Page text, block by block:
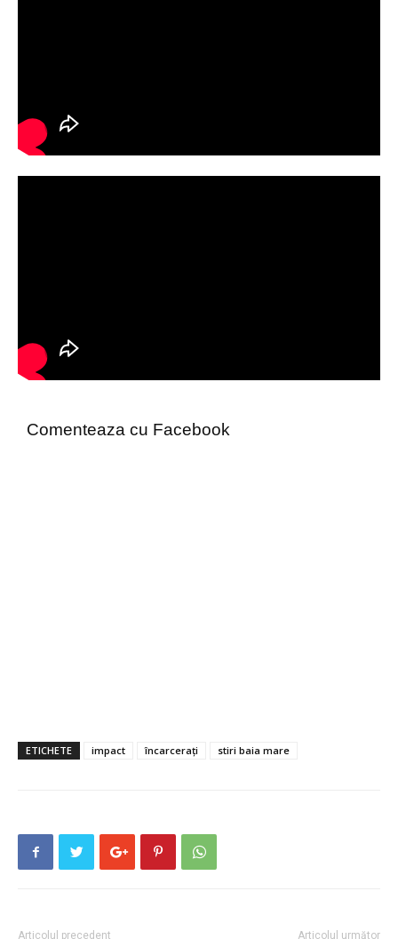
Comenteaza cu Facebook
ETICHETE impact încarcerați stiri baia mare
Articolul precedent Articolul următor